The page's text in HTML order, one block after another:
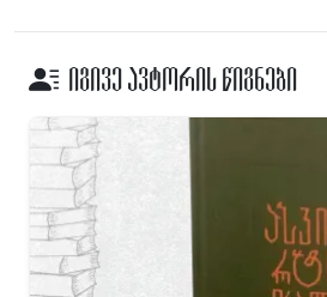
იგივე ავტორის წიგნები